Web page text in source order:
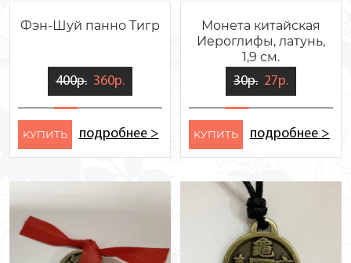
Фэн-Шуй панно Тигр
400р. 360р.
KУПИТЬ подробнее >
Монета китайская
Иероглифы, латунь,
1,9 см.
30р. 27р.
KУПИТЬ подробнее >